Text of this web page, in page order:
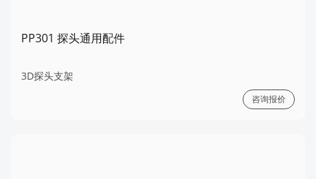
PP301 探头通用配件
3D探头支架
咨询报价